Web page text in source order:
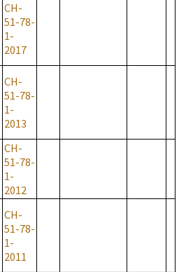
CH-
51-78-
1-
2017
CH-
51-78-
1-
2013
CH-
51-78-
1-
2012
CH-
51-78-
1-
2011